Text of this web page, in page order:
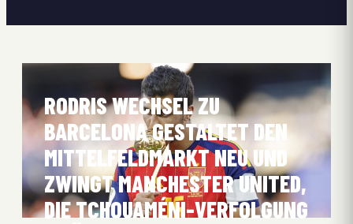
RODRIS WECHSEL ZU
BARCELONA GESTALTET DEN
MITTELFELDMARKT NEU UND
ZWINGT MANCHESTER UNITED,
DIE TCHOUAMÉNI-VERFOLGUNG